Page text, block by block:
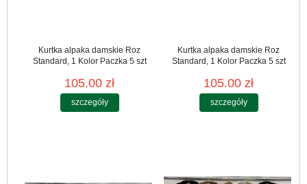
Kurtka alpaka damskie Roz
Standard, 1 Kolor Paczka 5 szt
105.00 zł
szczegóły
Kurtka alpaka damskie Roz
Standard, 1 Kolor Paczka 5 szt
105.00 zł
szczegóły